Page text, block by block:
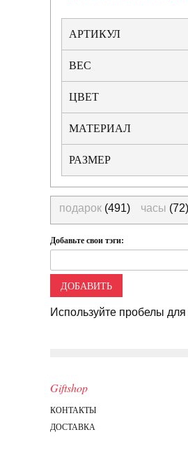
АРТИКУЛ
ВЕС
ЦВЕТ
МАТЕРИАЛ
РАЗМЕР
подарок (491) часы (72)
Добавьте свои тэги:
ДОБАВИТЬ
Используйте пробелы
Giftshop
КОНТАКТЫ
ДОСТАВКА